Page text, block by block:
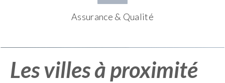
Assurance & Qualité
Les villes à proximité